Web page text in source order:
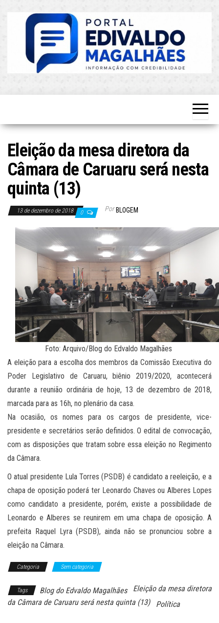
Atualizado!
Eleição da mesa diretora da
Câmara de Caruaru será nesta
quinta (13)
13 de dezembro de 2018 0 Por BLOGEM
Foto: Arquivo/Blog do Edvaldo Magalhães
A eleição para a escolha dos membros da Comissão Executiva do
Poder Legislativo de Caruaru, biênio 2019/2020, acontecerá
durante a reunião ordinária de hoje, 13 de dezembro de 2018,
marcada para as 16h, no plenário da casa.
Na ocasião, os nomes para os cargos de presidente, vice-
presidente e secretários serão definidos. O edital de convocação,
com as disposições que tratam sobre essa eleição no Regimento
da Câmara.
O atual presidente Lula Torres (PSDB) é candidato a reeleição, e a
chapa de oposição poderá ter Leonardo Chaves ou Alberes Lopes
como candidato a presidente, porém, existe a possibilidade de
Leonardo e Alberes se reunirem em uma chapa de oposição. A
prefeita Raquel Lyra (PSDB), ainda não se pronunciou sobre a
eleição na Câmara.
Categoria Sem categoria
Tags Blog do Edvaldo Magalhães
Eleição da mesa diretora
da Câmara de Caruaru será nesta quinta (13)
Política